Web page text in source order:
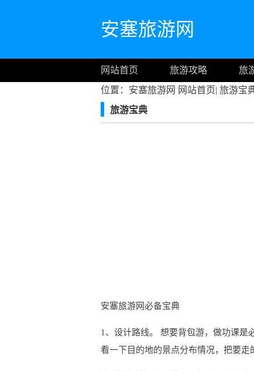
安塞旅游网
网站首页 旅游攻略 旅
位置：安塞旅游网 网站首页| 旅游宝
旅游宝典
安塞旅游网必备宝典
1、设计路线。 想要背包游，做功课是
看一下目的地的景点分布情况，把要走